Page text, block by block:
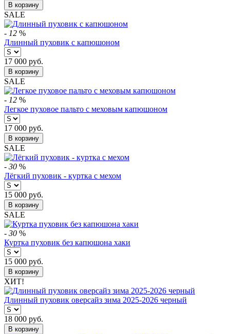
В корзину
SALE
- 12 %
Длинный пуховик с капюшоном
17 000 руб.
В корзину
SALE
- 12 %
Легкое пуховое пальто с меховым капюшоном
17 000 руб.
В корзину
SALE
- 30 %
Лёгкий пуховик - куртка с мехом
15 000 руб.
В корзину
SALE
- 30 %
Куртка пуховик без капюшона хаки
15 000 руб.
В корзину
ХИТ!
Длинный пуховик оверсайз зима 2025-2026 черный
18 000 руб.
В корзину